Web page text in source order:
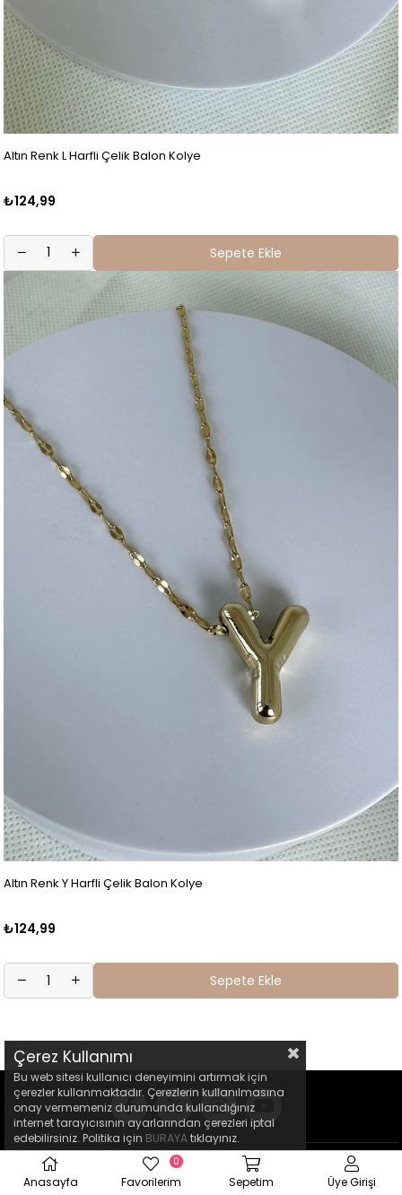
Altın Renk L Harfli Çelik Balon Kolye
₺124,99
Sepete Ekle
Altın Renk Y Harfli Çelik Balon Kolye
₺124,99
Sepete Ekle
Çerez Kullanımı
Bu web sitesi kullanıcı deneyimini artırmak için
çerezler kullanmaktadır. Çerezlerin kullanılmasına
onay vermemeniz durumunda kullandığınız
internet tarayıcısının ayarlarından çerezleri iptal
edebilirsiniz. Politika için BURAYAtıklayınız.
Anasayfa Favorilerim
0
Sepetim Üye Girişi